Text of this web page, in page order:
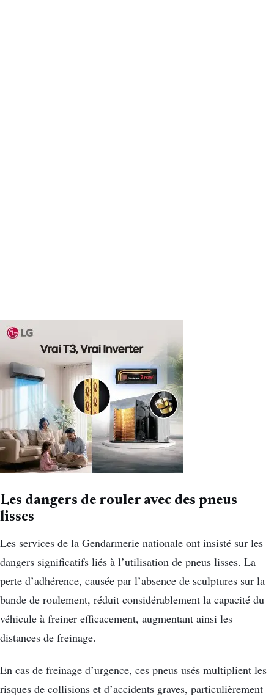
Les dangers de rouler avec des pneus
lisses
Les services de la Gendarmerie nationale ont insisté sur les
dangers significatifs liés à l’utilisation de pneus lisses. La
perte d’adhérence, causée par l’absence de sculptures sur la
bande de roulement, réduit considérablement la capacité du
véhicule à freiner efficacement, augmentant ainsi les
distances de freinage.
En cas de freinage d’urgence, ces pneus usés multiplient les
risques de collisions et d’accidents graves, particulièrement